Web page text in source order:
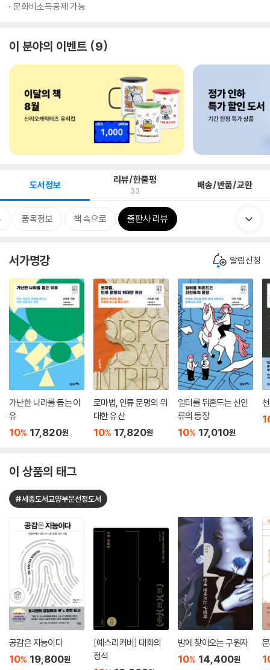
문화비소득공제 가능
이 분야의 이벤트 9
도서정보 리뷰/한줄평
33 배송/반품/교환
품목정보 책 속으로 출판사 리뷰
서가명강 알림신청
가난한 나라를 돕는 이
유
10% 17,820원
로마법, 인류 문명의 위
대한 유산
10% 17,820원
일터를 뒤흔드는 신인
류의 등장
10% 17,010원
이 상품의 태그
#세종도서교양부문선정도서
공감은 지능이다
10% 19,800원
[예스리커버] 대화의
정석
밤에 찾아오는 구원자
10% 14,400원